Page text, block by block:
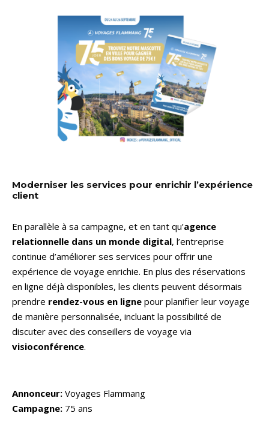
Moderniser les services pour enrichir l’expérience
client
En parallèle à sa campagne, et en tant qu’agence
relationnelle dans un monde digital, l’entreprise
continue d’améliorer ses services pour offrir une
expérience de voyage enrichie. En plus des réservations
en ligne déjà disponibles, les clients peuvent désormais
prendre rendez-vous en ligne pour planifier leur voyage
de manière personnalisée, incluant la possibilité de
discuter avec des conseillers de voyage via
visioconférence.
Annonceur: Voyages Flammang
Campagne: 75 ans